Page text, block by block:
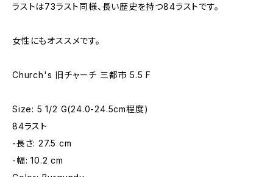
ラストは73ラスト同様、長い歴史を持つ84ラストです。
女性にもオススメです。
Church's 旧チャーチ 三都市 5.5 F
Size: 5 1/2 G(24.0-24.5cm程度)
84ラスト
-長さ: 27.5 cm
-幅: 10.2 cm